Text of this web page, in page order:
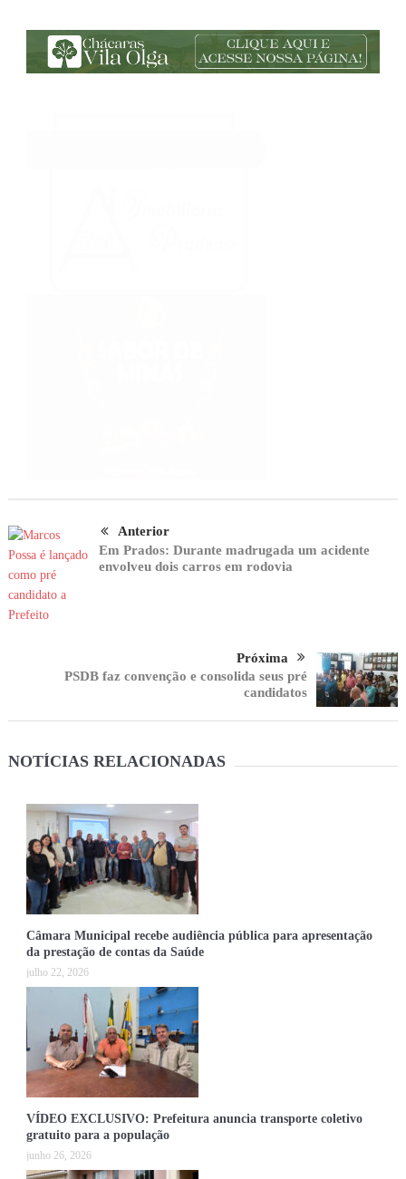
Anterior
Em Prados: Durante madrugada um acidente
envolveu dois carros em rodovia
Próxima
PSDB faz convenção e consolida seus pré
candidatos
NOTÍCIAS RELACIONADAS
Câmara Municipal recebe audiência pública para apresentação
da prestação de contas da Saúde
julho 22, 2026
VÍDEO EXCLUSIVO: Prefeitura anuncia transporte coletivo
gratuito para a população
junho 26, 2026